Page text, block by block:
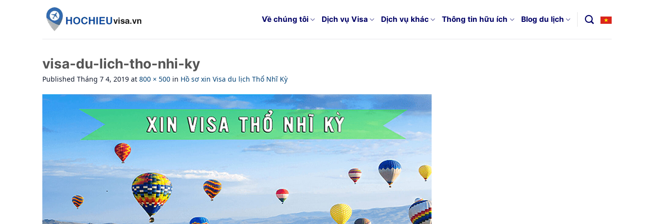
Về chúng tôi Dịch vụ Visa Dịch vụ khác Thông tin hữu ích Blog du lịch
visa-du-lich-tho-nhi-ky
Published Tháng 7 4, 2019 at 800 × 500 in Hồ sơ xin Visa du lịch Thổ Nhĩ Kỳ